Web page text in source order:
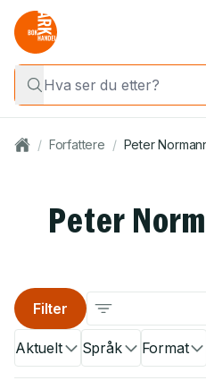
/ Forfattere / Peter
Peter
Aktuelt Språk Format
Filter